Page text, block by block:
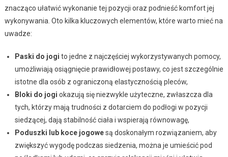
znacząco ułatwić wykonanie tej pozycji oraz podnieść komfort jej
wykonywania. Oto kilka kluczowych elementów, które warto mieć na
uwadze:
Paski do jogi to jedne z najczęściej wykorzystywanych pomocy,
umożliwiają osiągnięcie prawidłowej postawy, co jest szczególnie
istotne dla osób z ograniczoną elastycznością pleców,
Bloki do jogi okazują się niezwykle użyteczne, zwłaszcza dla
tych, którzy mają trudności z dotarciem do podłogi w pozycji
siedzącej, dają stabilność ciała i wspierają równowagę,
Poduszki lub koce jogowesą doskonałym rozwiązaniem, aby
zwiększyć wygodę podczas siedzenia, można je umieścić pod